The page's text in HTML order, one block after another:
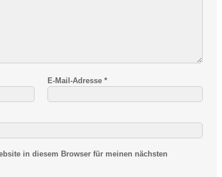
E-Mail-Adresse*
in diesem Browser für meinen nächsten